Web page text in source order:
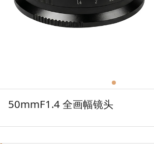
50mmF1.4 全画幅镜头